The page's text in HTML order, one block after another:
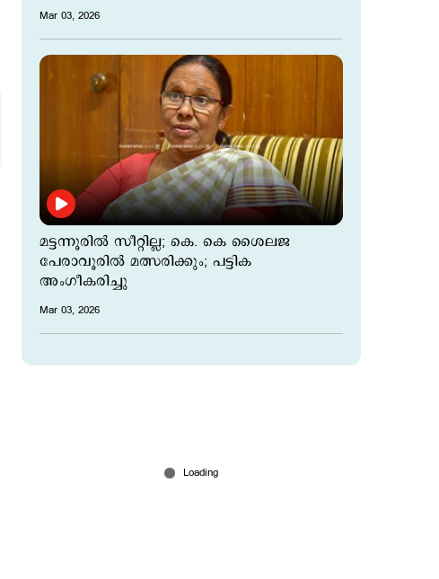
Mar 03, 2026
മട്ടന്നൂരില്‍ സീറ്റില്ല; കെ. കെ ശൈലജ
പേരാവൂരില്‍ മത്സരിക്കും; പട്ടിക
അംഗീകരിച്ചു
Mar 03, 2026